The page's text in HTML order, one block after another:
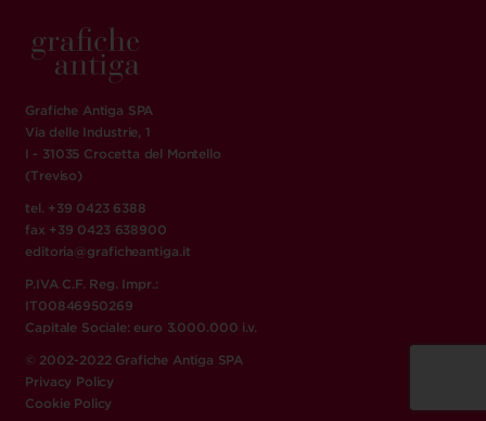
Grafiche Antiga SPA
Via delle Industrie, 1
I - 31035 Crocetta del Montello
(Treviso)
tel. +39 0423 6388
fax +39 0423 638900
editoria@graficheantiga.it
P.IVA C.F. Reg. Impr.:
IT00846950269
Capitale Sociale: euro 3.000.000 i.v.
© 2002-2022 Grafiche Antiga SPA
Privacy Policy
Cookie Policy